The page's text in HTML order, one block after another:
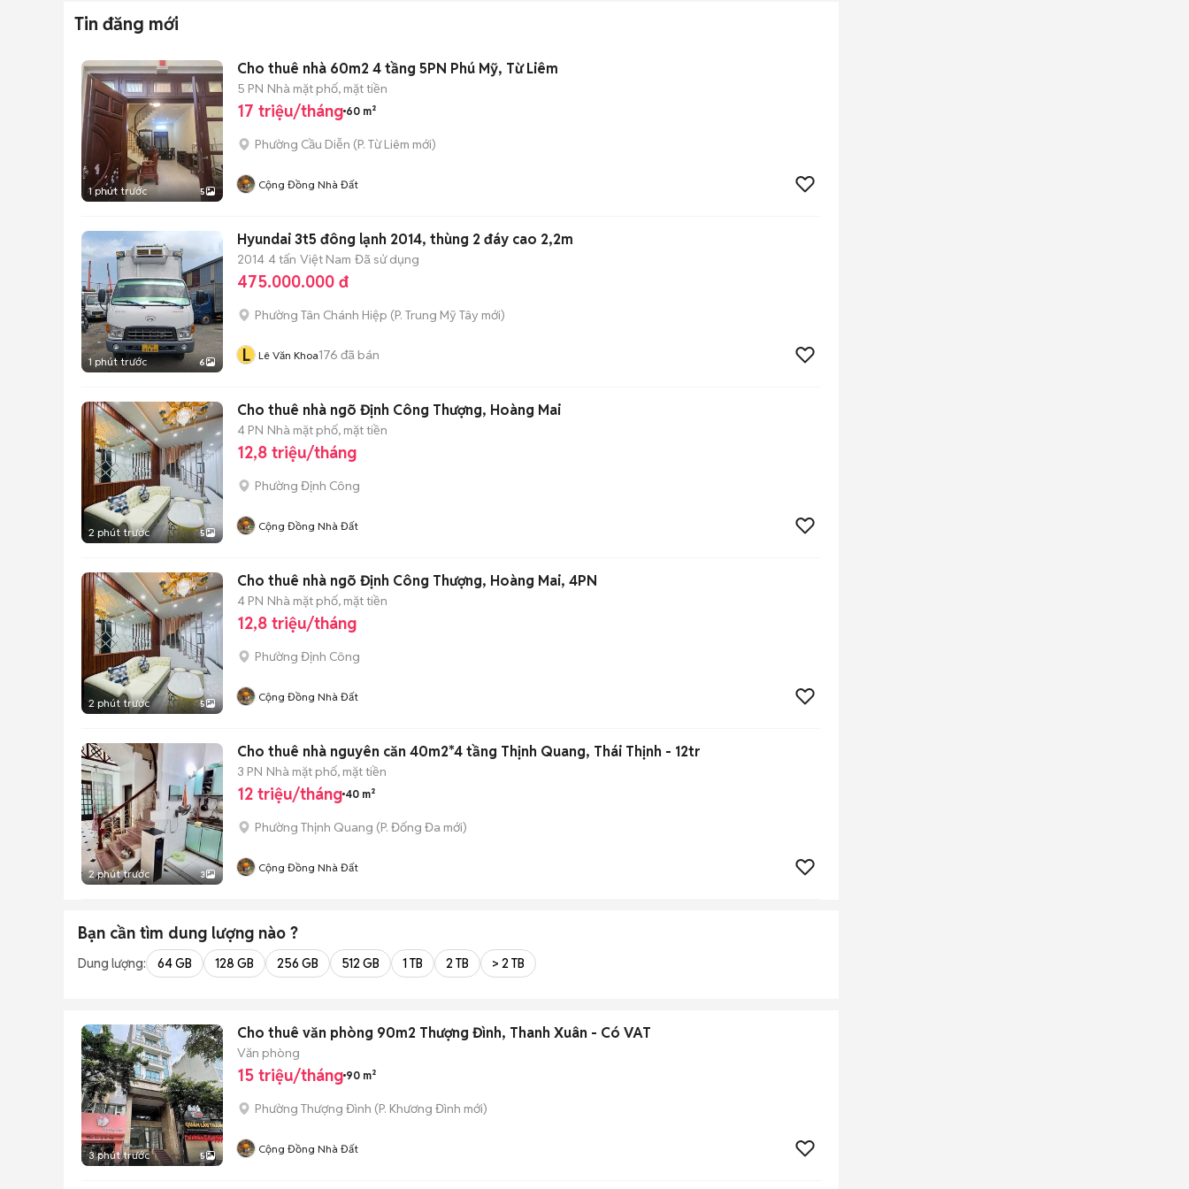
Tin đăng mới
1 phút trước 5
Cho thuê nhà 60m2 4 tầng 5PN Phú Mỹ, Từ Liêm
5 PN Nhà mặt phố, mặt tiền
17 triệu/tháng 60 m²
Phường Cầu Diễn (P. Từ Liêm mới)
Cộng Đồng Nhà Đất
1 phút trước 6
Hyundai 3t5 đông lạnh 2014, thùng 2 đáy cao 2,2m
2014 4 tấn Việt Nam Đã sử dụng
475.000.000 đ
Phường Tân Chánh Hiệp (P. Trung Mỹ Tây mới)
L Lê Văn Khoa176 đã bán
2 phút trước 5
Cho thuê nhà ngõ Định Công Thượng, Hoàng Mai
4 PN Nhà mặt phố, mặt tiền
12,8 triệu/tháng
Phường Định Công
Cộng Đồng Nhà Đất
2 phút trước 5
Cho thuê nhà ngõ Định Công Thượng, Hoàng Mai, 4PN
4 PN Nhà mặt phố, mặt tiền
12,8 triệu/tháng
Phường Định Công
Cộng Đồng Nhà Đất
2 phút trước 3
Cho thuê nhà nguyên căn 40m2*4 tầng Thịnh Quang, Thái Thịnh - 12tr
3 PN Nhà mặt phố, mặt tiền
12 triệu/tháng 40 m²
Phường Thịnh Quang (P. Đống Đa mới)
Cộng Đồng Nhà Đất
Bạn cần tìm dung lượng nào ?
Dung lượng: 64 GB 128 GB 256 GB 512 GB 1 TB 2 TB > 2 TB
3 phút trước 5
Cho thuê văn phòng 90m2 Thượng Đình, Thanh Xuân - Có VAT
Văn phòng
15 triệu/tháng 90 m²
Phường Thượng Đình (P. Khương Đình mới)
Cộng Đồng Nhà Đất